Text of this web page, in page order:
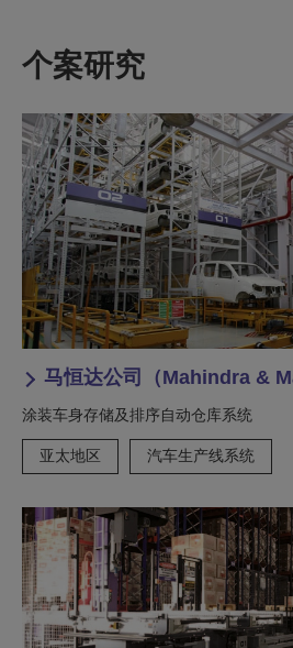
个案研究
马恒达公司（Mahindra &
涂装车身存储及排序自动仓库系统
亚太地区 汽车生产线系统